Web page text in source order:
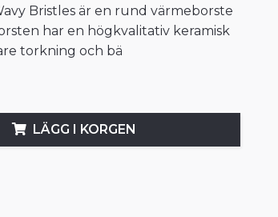
Bristles är en rund värmeborste
har en högkvalitativ keramisk
torkning och bä
LÄGG I KORGEN